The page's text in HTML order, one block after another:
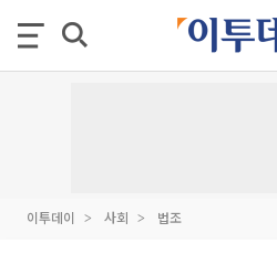
이투데이 사회 법조